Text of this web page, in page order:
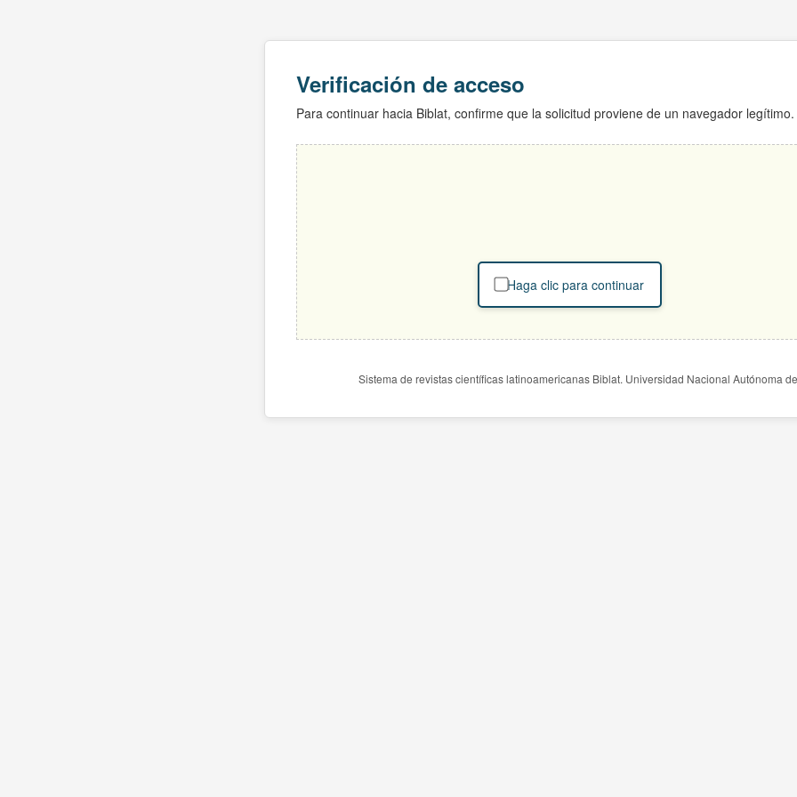
Verificación de acceso
Para continuar hacia Biblat, confirme que la solicitud proviene de un navegador legítimo.
Haga clic para continuar
Sistema de revistas científicas latinoamericanas Biblat. Universidad Nacional Autónoma